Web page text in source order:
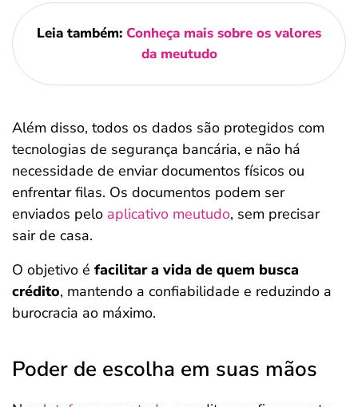
Leia também: Conheça mais sobre os valores
da meutudo
Além disso, todos os dados são protegidos com
tecnologias de segurança bancária, e não há
necessidade de enviar documentos físicos ou
enfrentar filas. Os documentos podem ser
enviados pelo aplicativo meutudo, sem precisar
sair de casa.
O objetivo é facilitar a vida de quem busca
crédito, mantendo a confiabilidade e reduzindo a
burocracia ao máximo.
Poder de escolha em suas mãos